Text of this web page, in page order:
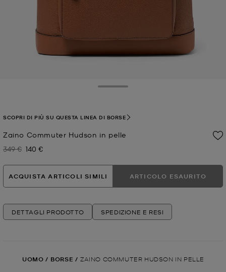
Zaino Commuter Hudson in pelle
Prezzo iniziale
349 € Prezzo attuale
140 €
SCOPRI DI PIÙ SU QUESTA LINEA DI BORSE
ACQUISTA ARTICOLI SIMILI ARTICOLO ESAURITO
DETTAGLI PRODOTTO SPEDIZIONE E RESI
UOMO / BORSE / ZAINO COMMUTER HUDSON IN PELLE